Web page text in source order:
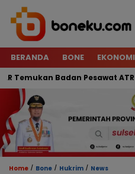
BERANDA BONE EKONOMI
Badan Pesawat ATR di
Home / Bone / Hukrim / News